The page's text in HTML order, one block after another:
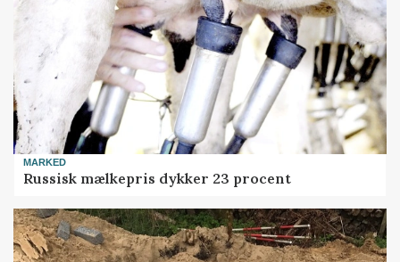
MARKED
Russisk mælkepris dykker 23 procent